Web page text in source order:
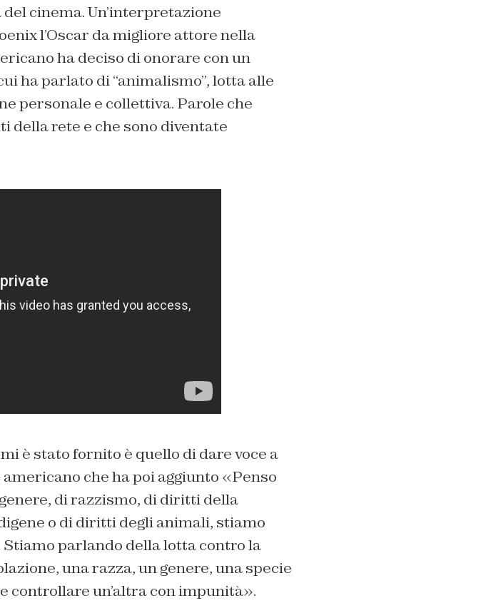
cinema. Un’interpretazione
l’Oscar da migliore attore nella
ha deciso di onorare con un
ha parlato di “animalismo”, lotta alle
personale e collettiva. Parole che
della rete e che sono diventate
è stato fornito è quello di dare voce a
che ha poi aggiunto «Penso
di razzismo, di diritti della
o di diritti degli animali, stiamo
parlando della lotta contro la
una razza, un genere, una specie
controllare un’altra con impunità».